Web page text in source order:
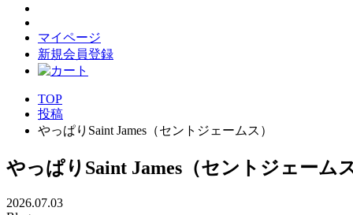
マイページ
新規会員登録
TOP
投稿
やっぱりSaint James（セントジェームス）
やっぱりSaint James（セントジェーム
2026.07.03